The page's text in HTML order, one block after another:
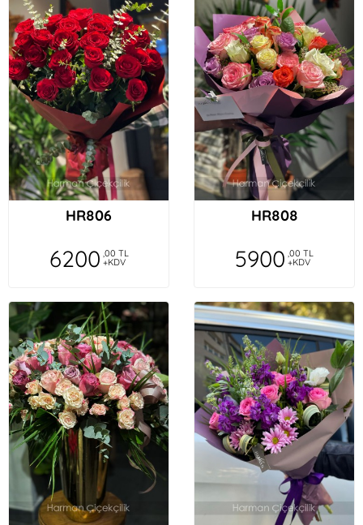
HR806
6200 ,00 TL
+KDV
HR808
5900 ,00 TL
+KDV